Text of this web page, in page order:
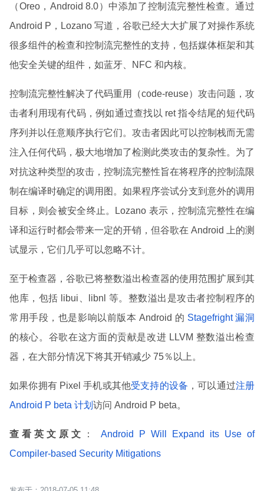
（Oreo，Android 8.0）中添加了控制流完整性检查。通过
Android P，Lozano 写道，谷歌已经大大扩展了对操作系统
很多组件的检查和控制流完整性的支持，包括媒体框架和其
他安全关键的组件，如蓝牙、NFC 和内核。
控制流完整性解决了代码重用（code-reuse）攻击问题，攻
击者利用现有代码，例如通过查找以 ret 指令结尾的短代码
序列并以任意顺序执行它们。攻击者因此可以控制栈而无需
注入任何代码，极大地增加了检测此类攻击的复杂性。为了
对抗这种类型的攻击，控制流完整性旨在将程序的控制流限
制在编译时确定的调用图。如果程序尝试分支到意外的调用
目标，则会被安全终止。Lozano 表示，控制流完整性在编
译和运行时都会带来一定的开销，但谷歌在 Android 上的测
试显示，它们几乎可以忽略不计。
至于检查器，谷歌已将整数溢出检查器的使用范围扩展到其
他库，包括 libui、libnl 等。整数溢出是攻击者控制程序的
常用手段，也是影响以前版本 Android 的 Stagefright 漏洞
的核心。谷歌在这方面的贡献是改进 LLVM 整数溢出检查
器，在大部分情况下将其开销减少 75％以上。
如果你拥有 Pixel 手机或其他受支持的设备 ，可以通过注册
Android P beta 计划 访问 Android P beta。
查看英文原文 ：
Android P Will Expand its Use of
Compiler-based Security Mitigations